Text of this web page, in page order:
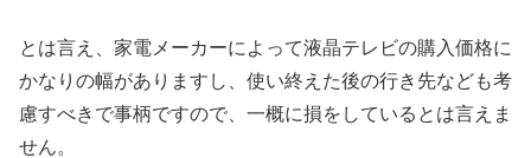
とは言え、家電メーカーによって液晶テレビの購入価格に
かなりの幅がありますし、使い終えた後の行き先なども考
慮すべきで事柄ですので、一概に損をしているとは言えま
せん。